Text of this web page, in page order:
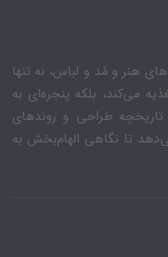
هنر و مُد و لباس، نه تنها
می‌کند، بلکه پنجره‌ای به
طراحی و روندهای
تا نگاهی الهام‌بخش به